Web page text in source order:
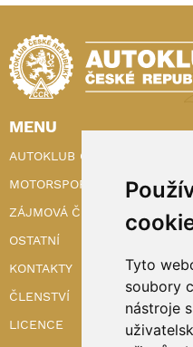
Tyto
soubory
nástroje
MENU
AUTOKLUB ČR
MOTORSPORT
ZÁJMOVÁ ČINNOST
OSTATNÍ
KONTAKTY
ČLENSTVÍ
LICENCE